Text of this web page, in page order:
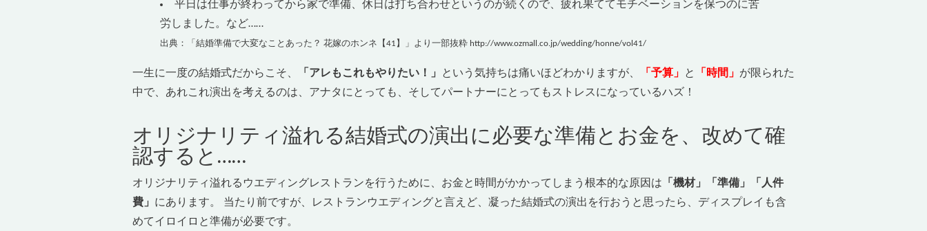
平日は仕事が終わってから家で準備、休日は打ち合わせというのが続くので、疲れ果ててモチベーションを保つのに苦
労しました。など……
出典：「結婚準備で大変なことあった？ 花嫁のホンネ【41】」より一部抜粋 http://www.ozmall.co.jp/wedding/honne/vol41/
一生に一度の結婚式だからこそ、 「アレもこれもやりたい！」 という気持ちは痛いほどわかりますが、 「予算」 と 「時間」 が限られた
中で、あれこれ演出を考えるのは、アナタにとっても、そしてパートナーにとってもストレスになっているハズ！
オリジナリティ溢れる結婚式の演出に必要な準備とお金を、改めて確
認すると……
オリジナリティ溢れるウエディングレストランを行うために、お金と時間がかかってしまう根本的な原因は 「機材」「準備」「人件
費」 にあります。 当たり前ですが、レストランウエディングと言えど、凝った結婚式の演出を行おうと思ったら、ディスプレイも含
めてイロイロと準備が必要です。